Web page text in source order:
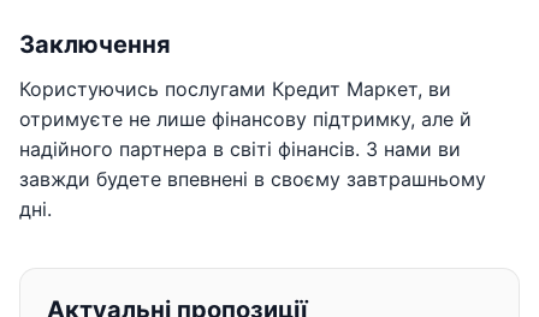
Заключення
Користуючись послугами Кредит Маркет, ви
отримуєте не лише фінансову підтримку, але й
надійного партнера в світі фінансів. З нами ви
завжди будете впевнені в своєму завтрашньому
дні.
Актуальні пропозиції